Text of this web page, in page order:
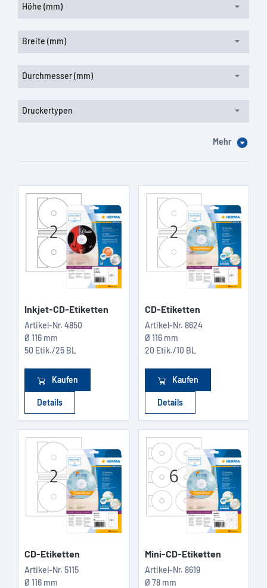
Höhe (mm)
Breite (mm)
Durchmesser (mm)
Druckertypen
Mehr
Inkjet-CD-Etiketten
Artikel-Nr. 4850
Ø 116 mm
50 Etik./25 BL
Kaufen
Details
CD-Etiketten
Artikel-Nr. 8624
Ø 116 mm
20 Etik./10 BL
Kaufen
Details
CD-Etiketten
Artikel-Nr. 5115
Ø 116 mm
Mini-CD-Etiketten
Artikel-Nr. 8619
Ø 78 mm